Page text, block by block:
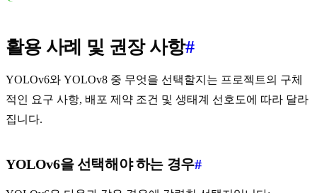
활용 사례 및 권장 사항#
YOLOv6와 YOLOv8 중 무엇을 선택할지는 프로젝트의 구체
적인 요구 사항, 배포 제약 조건 및 생태계 선호도에 따라 달라
집니다.
YOLOv6을 선택해야 하는 경우#